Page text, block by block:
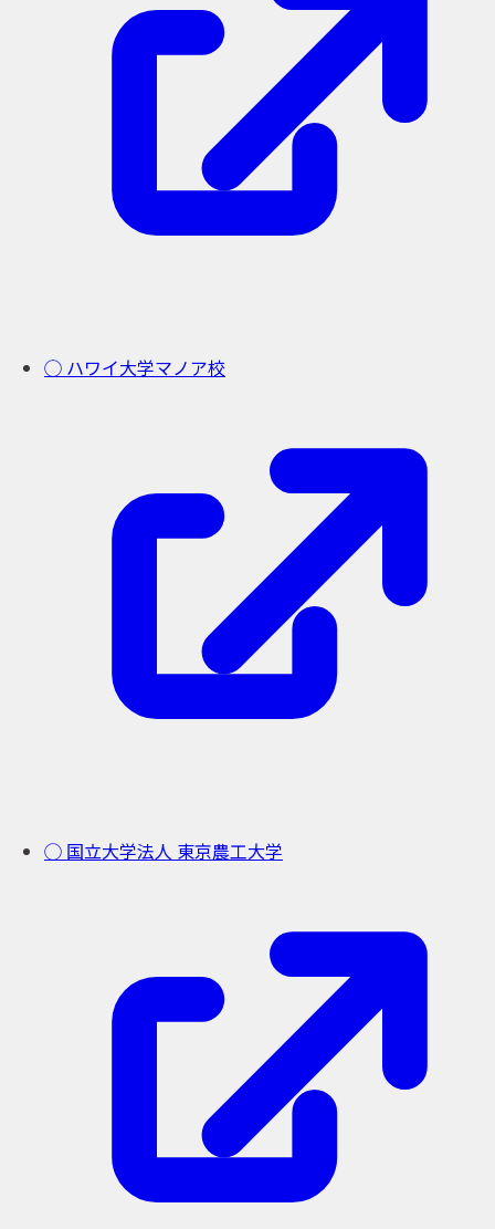
◯ ハワイ大学マノア校
◯ 国立大学法人 東京農工大学